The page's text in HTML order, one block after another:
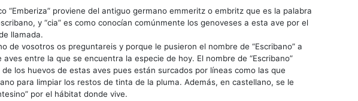
“Emberiza” proviene del antiguo germano emmeritz o embritz que es la palabra
y “cia” es como conocían comúnmente los genoveses a esta ave por el
llamada.
de vosotros os preguntareis y porque le pusieron el nombre de “Escribano” a
entre la que se encuentra la especie de hoy. El nombre de “Escribano”
los huevos de estas aves pues están surcados por líneas como las que
para limpiar los restos de tinta de la pluma. Además, en castellano, se le
por el hábitat donde vive.